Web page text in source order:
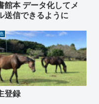
館本 データ化してメ
送信できるように
登録